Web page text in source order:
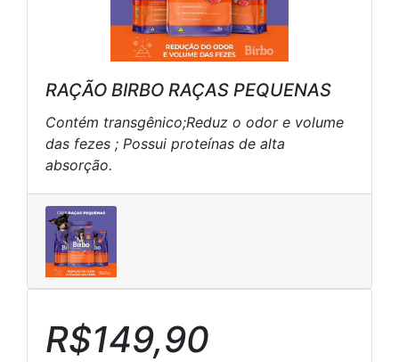
RAÇÃO BIRBO RAÇAS PEQUENAS
Contém transgênico;Reduz o odor e volume
das fezes ; Possui proteínas de alta
absorção.
R$149,90